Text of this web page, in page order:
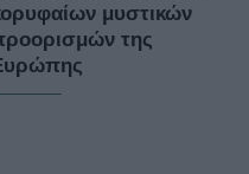
μυστικών
της